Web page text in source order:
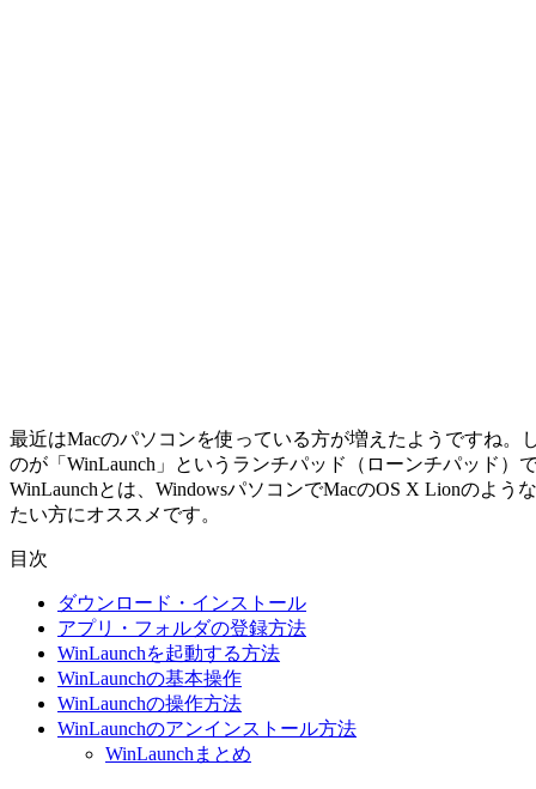
最近はMacのパソコンを使っている方が増えたようですね
のが「WinLaunch」というランチパッド（ローンチパッド）で
WinLaunchとは、WindowsパソコンでMacのOS X Lionのよ
たい方にオススメです。
目次
ダウンロード・インストール
アプリ・フォルダの登録方法
WinLaunchを起動する方法
WinLaunchの基本操作
WinLaunchの操作方法
WinLaunchのアンインストール方法
WinLaunchまとめ